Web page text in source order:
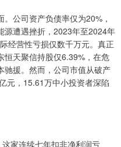
公司资产负债率仅为20%，
源遭遇挫折，2023年至2024年
经营性亏损仅数千万元。真正
天聚信持股仅6.39%，在危
驰援。然而，公司市值从破产
元，15.61万中小投资者深陷
家连续七年扣非净利润亏